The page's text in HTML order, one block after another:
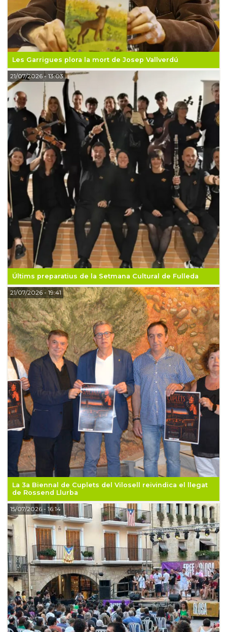
Les Garrigues plora la mort de Josep Vallverdú
Últims preparatius de la Setmana Cultural de Fulleda
21/07/2026- 13:03
La 3a Biennal de Cuplets del Vilosell reivindica el llegat
de Rossend Llurba
21/07/2026- 19:41
15/07/2026- 16:14